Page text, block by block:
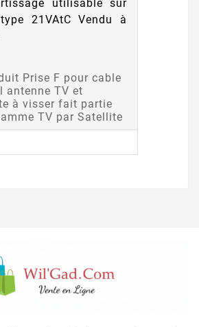
utilisable sur
21VAtC Vendu à
Prise F pour cable
antenne TV et
à visser fait partie
TV par Satellite